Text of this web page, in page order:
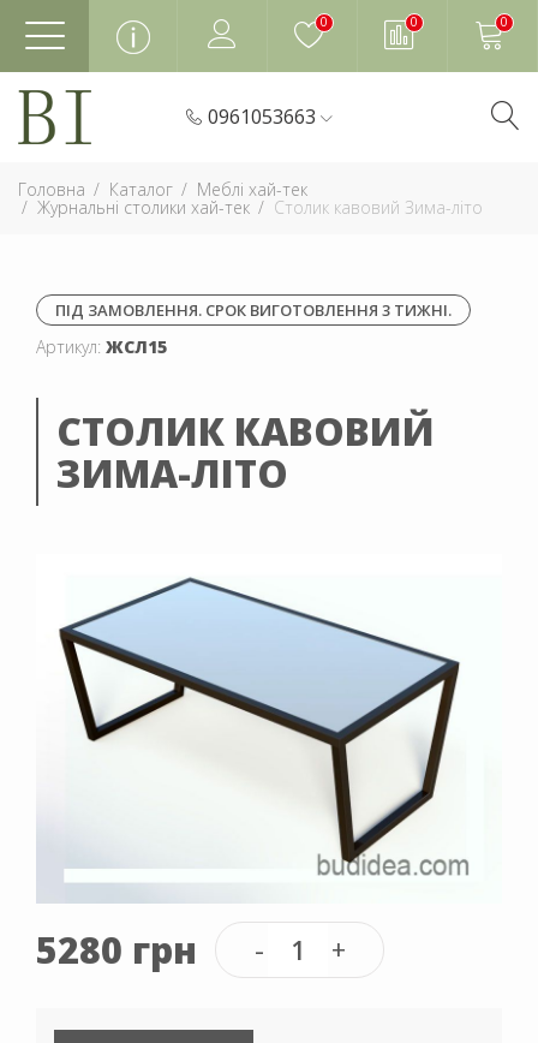
0 0 0
0961053663
Головна Каталог Меблі хай-тек
Журнальні столики хай-тек Столик кавовий Зима-літо
ПІД ЗАМОВЛЕННЯ. СРОК ВИГОТОВЛЕННЯ 3 ТИЖНІ.
Артикул: ЖСЛ15
СТОЛИК КАВОВИЙ
ЗИМА-ЛІТО
5280 грн